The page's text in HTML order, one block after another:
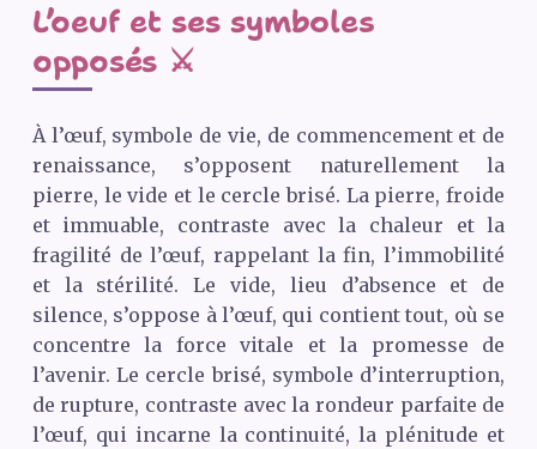
L’oeuf et ses symboles
opposés ⚔️
À l’œuf, symbole de vie, de commencement et de
renaissance, s’opposent naturellement la
pierre, le vide et le cercle brisé. La pierre, froide
et immuable, contraste avec la chaleur et la
fragilité de l’œuf, rappelant la fin, l’immobilité
et la stérilité. Le vide, lieu d’absence et de
silence, s’oppose à l’œuf, qui contient tout, où se
concentre la force vitale et la promesse de
l’avenir. Le cercle brisé, symbole d’interruption,
de rupture, contraste avec la rondeur parfaite de
l’œuf, qui incarne la continuité, la plénitude et